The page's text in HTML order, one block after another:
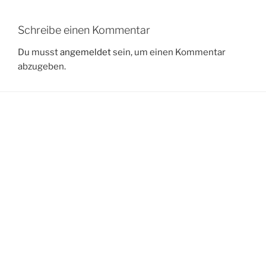
Schreibe einen Kommentar
Du musstangemeldetsein, um einen Kommentar
abzugeben.